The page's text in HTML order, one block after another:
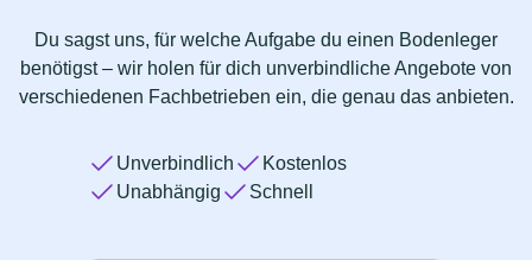
Du sagst uns, für welche Aufgabe du einen Bodenleger
benötigst – wir holen für dich unverbindliche Angebote von
verschiedenen Fachbetrieben ein, die genau das anbieten.
Unverbindlich
Kostenlos
Unabhängig
Schnell